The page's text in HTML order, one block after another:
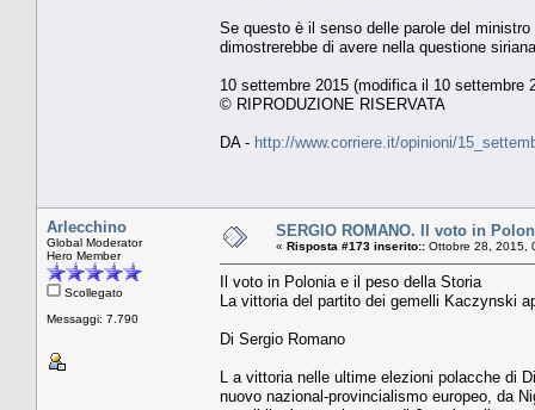
Se questo è il senso delle parole del
dimostrerebbe di avere nella questione
10 settembre 2015 (modifica il 10 settembre
© RIPRODUZIONE RISERVATA
DA - http://www.corriere.it/opinioni/
Arlecchino
Global Moderator
Hero Member
Scollegato
Messaggi: 7.790
SERGIO ROMANO. Il voto in
« Risposta #173 inserito:: Ottobre 28, 2015,
Il voto in Polonia e il peso della Storia
La vittoria del partito dei gemelli Kaczynski
Di Sergio Romano
L a vittoria nelle ultime elezioni polacche di
nuovo nazional-provincialismo europeo, da